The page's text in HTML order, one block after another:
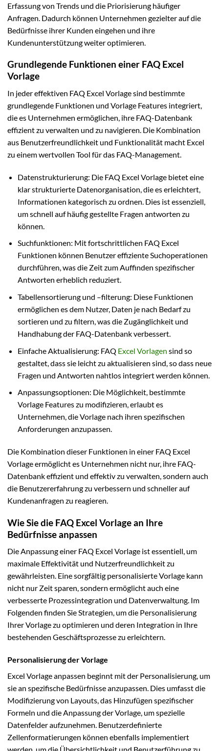
Erfassung von Trends und die Priorisierung häufiger
Anfragen. Dadurch können Unternehmen gezielter auf die
Bedürfnisse ihrer Kunden eingehen und ihre
Kundenunterstützung weiter optimieren.
Grundlegende Funktionen einer FAQ Excel
Vorlage
In jeder effektiven FAQ Excel Vorlage sind bestimmte
grundlegende Funktionen und Vorlage Features integriert,
die es Unternehmen ermöglichen, ihre FAQ-Datenbank
effizient zu verwalten und zu navigieren. Die Kombination
aus Benutzerfreundlichkeit und Funktionalität macht Excel
zu einem wertvollen Tool für das FAQ-Management.
Datenstrukturierung: Die FAQ Excel Vorlage bietet eine
klar strukturierte Datenorganisation, die es erleichtert,
Informationen kategorisch zu ordnen. Dies ist essenziell,
um schnell auf häufig gestellte Fragen antworten zu
können.
Suchfunktionen: Mit fortschrittlichen FAQ Excel
Funktionen können Benutzer effiziente Suchoperationen
durchführen, was die Zeit zum Auffinden spezifischer
Antworten erheblich reduziert.
Tabellensortierung und –filterung: Diese Funktionen
ermöglichen es dem Nutzer, Daten je nach Bedarf zu
sortieren und zu filtern, was die Zugänglichkeit und
Handhabung der FAQ-Datenbank verbessert.
Einfache Aktualisierung: FAQ Excel Vorlagen sind so
gestaltet, dass sie leicht zu aktualisieren sind, so dass neue
Fragen und Antworten nahtlos integriert werden können.
Anpassungsoptionen: Die Möglichkeit, bestimmte
Vorlage Features zu modifizieren, erlaubt es
Unternehmen, die Vorlage nach ihren spezifischen
Anforderungen anzupassen.
Die Kombination dieser Funktionen in einer FAQ Excel
Vorlage ermöglicht es Unternehmen nicht nur, ihre FAQ-
Datenbank effizient und effektiv zu verwalten, sondern auch
die Benutzererfahrung zu verbessern und schneller auf
Kundenanfragen zu reagieren.
Wie Sie die FAQ Excel Vorlage an Ihre
Bedürfnisse anpassen
Die Anpassung einer FAQ Excel Vorlage ist essentiell, um
maximale Effektivität und Nutzerfreundlichkeit zu
gewährleisten. Eine sorgfältig personalisierte Vorlage kann
nicht nur Zeit sparen, sondern ermöglicht auch eine
verbesserte Prozessintegration und Datenverwaltung. Im
Folgenden finden Sie Strategien, um die Personalisierung
Ihrer Vorlage zu optimieren und deren Integration in Ihre
bestehenden Geschäftsprozesse zu erleichtern.
Personalisierung der Vorlage
Excel Vorlage anpassen beginnt mit der Personalisierung, um
sie an spezifische Bedürfnisse anzupassen. Dies umfasst die
Modifizierung von Layouts, das Hinzufügen spezifischer
Formeln und die Anpassung der Vorlage, um spezielle
Datenfelder aufzunehmen. Benutzerdefinierte
Zellenformatierungen können ebenfalls implementiert